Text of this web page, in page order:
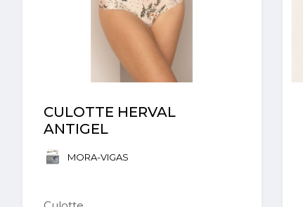
CULOTTE HERVAL
ANTIGEL
MORA-VIGAS